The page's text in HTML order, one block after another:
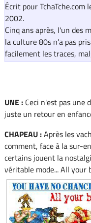
Écrit pour
2002.
Cinq ans après, l'un des
la culture 80s n'a pas
facilement les traces,
UNE :Ceci n'est pas une
juste un retour en
CHAPEAU :Après les
comment, face à la sur-
certains jouent la
véritable mode... All your